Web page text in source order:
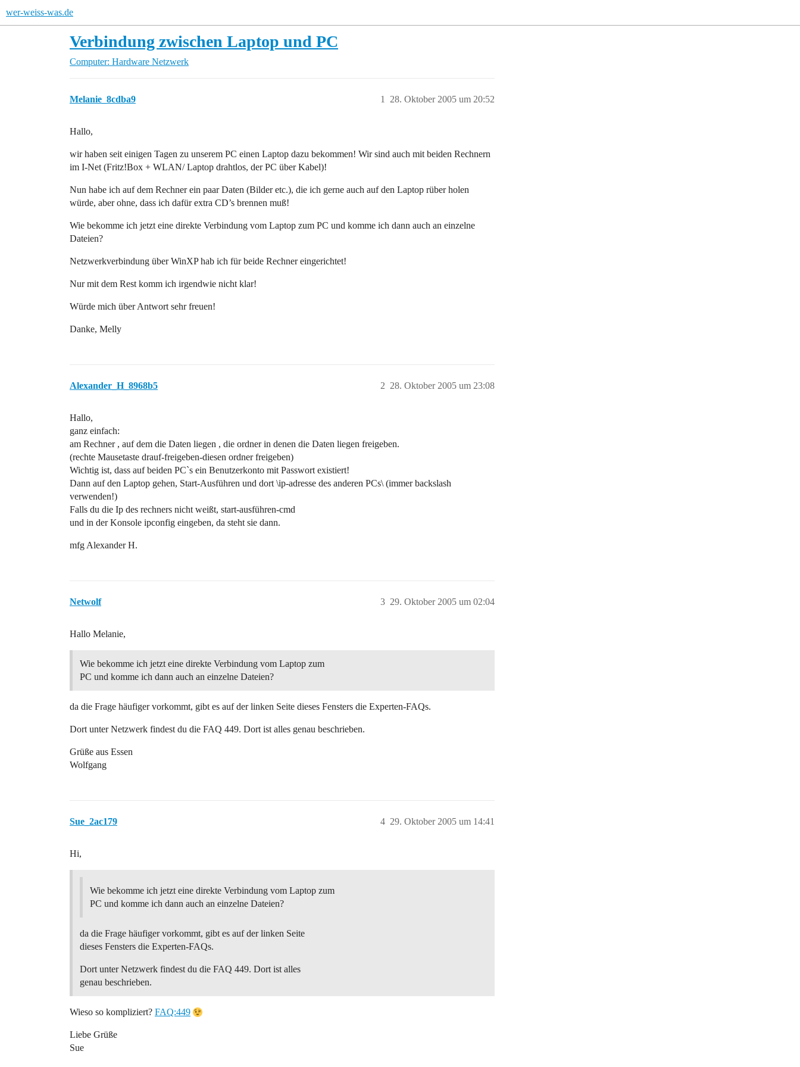
wer-weiss-was.de
Verbindung zwischen Laptop und PC
Computer: Hardware Netzwerk
Melanie_8cdba9 28. Oktober 2005 um 20:52
1
Hallo,
wir haben seit einigen Tagen zu unserem PC einen Laptop dazu bekommen! Wir sind auch mit beiden Rechnern
im I-Net (Fritz!Box + WLAN/ Laptop drahtlos, der PC über Kabel)!
Nun habe ich auf dem Rechner ein paar Daten (Bilder etc.), die ich gerne auch auf den Laptop rüber holen
würde, aber ohne, dass ich dafür extra CD’s brennen muß!
Wie bekomme ich jetzt eine direkte Verbindung vom Laptop zum PC und komme ich dann auch an einzelne
Dateien?
Netzwerkverbindung über WinXP hab ich für beide Rechner eingerichtet!
Nur mit dem Rest komm ich irgendwie nicht klar!
Würde mich über Antwort sehr freuen!
Danke, Melly
Alexander_H_8968b5 28. Oktober 2005 um 23:08
2
Hallo,
ganz einfach:
am Rechner , auf dem die Daten liegen , die ordner in denen die Daten liegen freigeben.
(rechte Mausetaste drauf-freigeben-diesen ordner freigeben)
Wichtig ist, dass auf beiden PC`s ein Benutzerkonto mit Passwort existiert!
Dann auf den Laptop gehen, Start-Ausführen und dort \ip-adresse des anderen PCs\ (immer backslash
verwenden!)
Falls du die Ip des rechners nicht weißt, start-ausführen-cmd
und in der Konsole ipconfig eingeben, da steht sie dann.
mfg Alexander H.
Netwolf 29. Oktober 2005 um 02:04
3
Hallo Melanie,
Wie bekomme ich jetzt eine direkte Verbindung vom Laptop zum
PC und komme ich dann auch an einzelne Dateien?
da die Frage häufiger vorkommt, gibt es auf der linken Seite dieses Fensters die Experten-FAQs.
Dort unter Netzwerk findest du die FAQ 449. Dort ist alles genau beschrieben.
Grüße aus Essen
Wolfgang
Sue_2ac179 29. Oktober 2005 um 14:41
4
Hi,
Wie bekomme ich jetzt eine direkte Verbindung vom Laptop zum
PC und komme ich dann auch an einzelne Dateien?
da die Frage häufiger vorkommt, gibt es auf der linken Seite
dieses Fensters die Experten-FAQs.
Dort unter Netzwerk findest du die FAQ 449. Dort ist alles
genau beschrieben.
Wieso so kompliziert? FAQ:449
Liebe Grüße
Sue